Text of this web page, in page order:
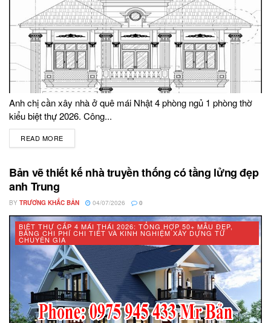
Anh chị cần xây nhà ở quê mái Nhật 4 phòng ngủ 1 phòng thờ
kiểu biệt thự 2026. Công...
READ MORE
Bản vẽ thiết kế nhà truyền thống có tầng lửng đẹp
anh Trung
BY TRƯƠNG KHẮC BẢN 04/07/2026 0
BIỆT THỰ CẤP 4 MÁI THÁI 2026: TỔNG HỢP 50+ MẪU ĐẸP,
BẢNG CHI PHÍ CHI TIẾT VÀ KINH NGHIỆM XÂY DỰNG TỪ
CHUYÊN GIA